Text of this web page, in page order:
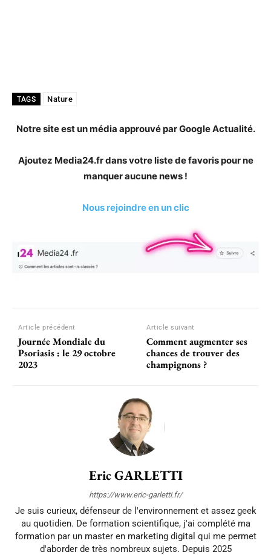
TAGS Nature
Notre site est un média approuvé par Google Actualité.
Ajoutez Media24.fr dans votre liste de favoris pour ne
manquer aucune news !
Nous rejoindre en un clic
Article précédent
Journée Mondiale du
Psoriasis : le 29 octobre
2023
Article suivant
Comment augmenter ses
chances de trouver des
champignons ?
Eric GARLETTI
https://www.eric-garletti.fr/
Je suis curieux, défenseur de l'environnement et assez geek
au quotidien. De formation scientifique, j'ai complété ma
formation par un master en marketing digital qui me permet
d'aborder de très nombreux sujets. Depuis 2025